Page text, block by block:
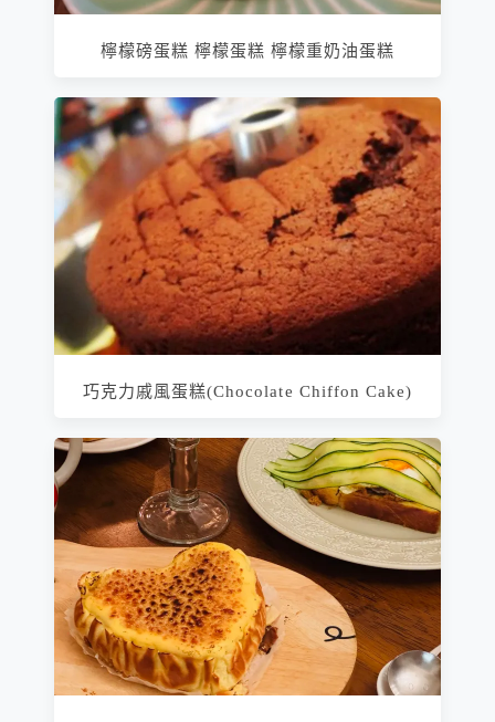
檸檬磅蛋糕 檸檬蛋糕 檸檬重奶油蛋糕
巧克力戚風蛋糕(Chocolate Chiffon Cake)